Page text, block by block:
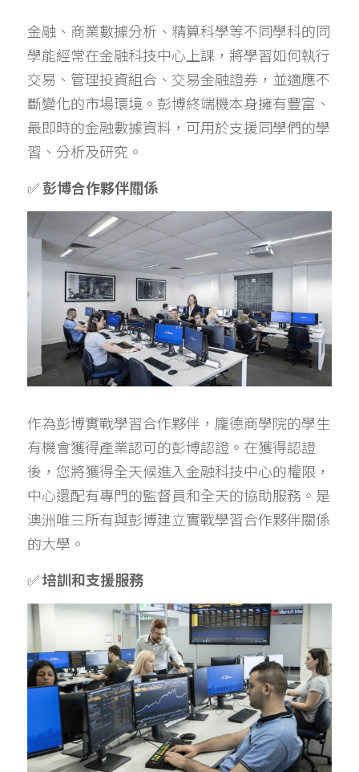
金融、商業數據分析、精算科學等不同學科的同
學能經常在金融科技中心上課，將學習如何執行
交易、管理投資組合、交易金融證券，並適應不
斷變化的市場環境。彭博終端機本身擁有豐富、
最即時的金融數據資料，可用於支援同學們的學
習、分析及研究。
✅ 彭博合作夥伴關係
作為彭博實戰學習合作夥伴，龐德商學院的學生
有機會獲得產業認可的彭博認證。在獲得認證
後，您將獲得全天候進入金融科技中心的權限，
中心還配有專門的監督員和全天的協助服務。是
澳洲唯三所有與彭博建立實戰學習合作夥伴關係
的大學。
✅ 培訓和支援服務